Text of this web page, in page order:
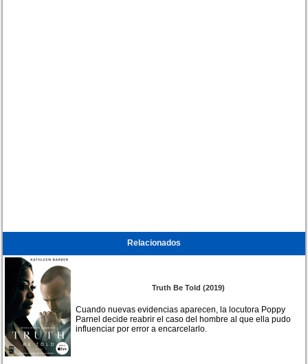
Relacionados
Truth Be Told (2019)
Cuando nuevas evidencias aparecen, la locutora Poppy
Parnel decide reabrir el caso del hombre al que ella pudo
influenciar por error a encarcelarlo.